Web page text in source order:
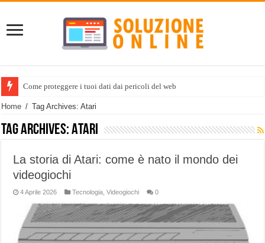
Come proteggere i tuoi dati dai pericoli del web
Home / Tag Archives: Atari
Tag Archives:Atari
La storia di Atari: come è nato il mondo dei
videogiochi
4 Aprile 2026 Tecnologia,Videogiochi 0